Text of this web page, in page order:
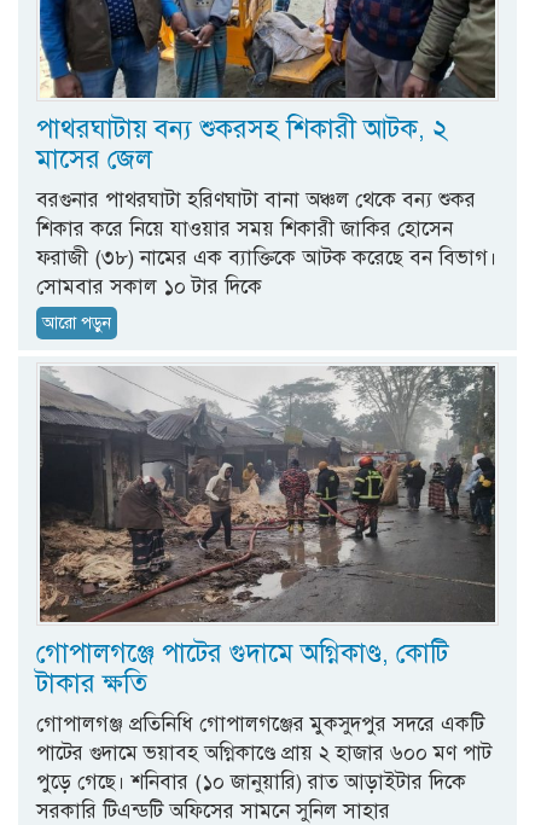
পাথরঘাটায় বন্য শুকরসহ শিকারী আটক, ২
মাসের জেল
বরগুনার পাথরঘাটা হরিণঘাটা বানা অঞ্চল থেকে বন্য শুকর
শিকার করে নিয়ে যাওয়ার সময় শিকারী জাকির হোসেন
ফরাজী (৩৮) নামের এক ব্যাক্তিকে আটক করেছে বন বিভাগ।
সোমবার সকাল ১০ টার দিকে
আরো পড়ুন
গোপালগঞ্জে পাটের গুদামে অগ্নিকাণ্ড, কোটি
টাকার ক্ষতি
গোপালগঞ্জ প্রতিনিধি গোপালগঞ্জের মুকসুদপুর সদরে একটি
পাটের গুদামে ভয়াবহ অগ্নিকাণ্ডে প্রায় ২ হাজার ৬০০ মণ পাট
পুড়ে গেছে। শনিবার (১০ জানুয়ারি) রাত আড়াইটার দিকে
সরকারি টিএন্ডটি অফিসের সামনে সুনিল সাহার